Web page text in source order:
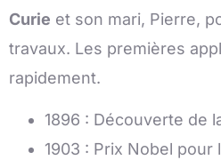
Curie et son mari, Pierre,
travaux. Les premières
rapidement.
1896 : Découverte de
1903 : Prix Nobel pour